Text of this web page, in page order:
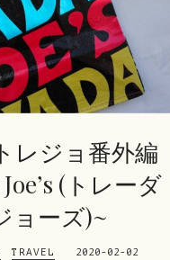
レジョ番外編
(トレーダ
ョーズ)~
TRAVEL 2020-02-02